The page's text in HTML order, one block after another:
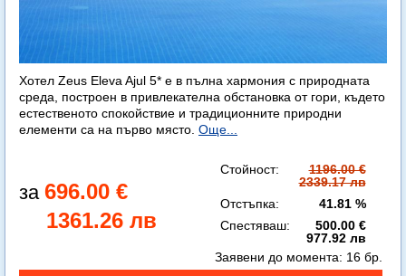
Хотел Zeus Eleva Ajul 5* е в пълна хармония с природната
среда, построен в привлекателна обстановка от гори, където
естественото спокойствие и традиционните природни
елементи са на първо място. Още...
696.00 €
1361.26 лв
Стойност:
1196.00 €
2339.17 лв
Отстъпка:
41.81 %
Спестяваш:
500.00 €
977.92 лв
Заявени до момента: 16 бр.